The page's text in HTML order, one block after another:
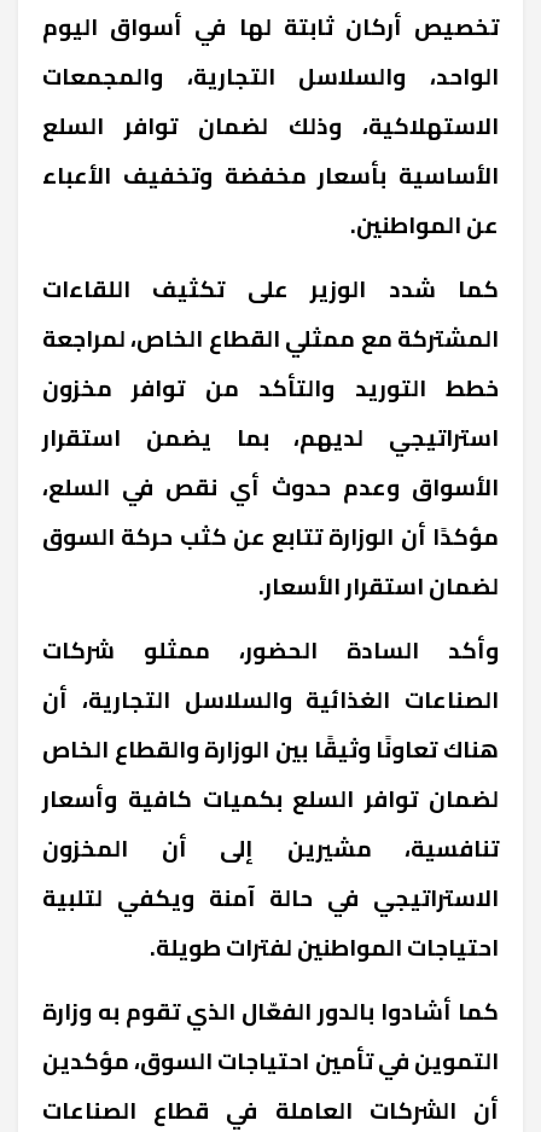
تخصيص أركان ثابتة لها في أسواق اليوم
الواحد، والسلاسل التجارية، والمجمعات
الاستهلاكية، وذلك لضمان توافر السلع
الأساسية بأسعار مخفضة وتخفيف الأعباء
عن المواطنين.
كما شدد الوزير على تكثيف اللقاءات
المشتركة مع ممثلي القطاع الخاص، لمراجعة
خطط التوريد والتأكد من توافر مخزون
استراتيجي لديهم، بما يضمن استقرار
الأسواق وعدم حدوث أي نقص في السلع،
مؤكدًا أن الوزارة تتابع عن كثب حركة السوق
لضمان استقرار الأسعار.
وأكد السادة الحضور، ممثلو شركات
الصناعات الغذائية والسلاسل التجارية، أن
هناك تعاونًا وثيقًا بين الوزارة والقطاع الخاص
لضمان توافر السلع بكميات كافية وأسعار
تنافسية، مشيرين إلى أن المخزون
الاستراتيجي في حالة آمنة ويكفي لتلبية
احتياجات المواطنين لفترات طويلة.
كما أشادوا بالدور الفعّال الذي تقوم به وزارة
التموين في تأمين احتياجات السوق، مؤكدين
أن الشركات العاملة في قطاع الصناعات